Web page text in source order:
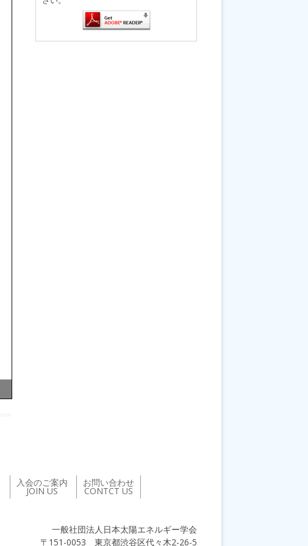
入会のご案内
JOIN US
お問い合わせ
CONTCT US
一般社団法人日本太陽エネルギー学会
〒151-0053 東京都渋谷区代々木2-26-5